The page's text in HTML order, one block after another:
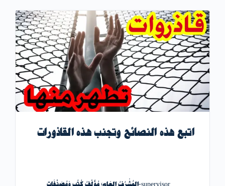
اتبع هذه النصائح وتجنب هذه القاذورات
supervisor-المُشْرُفُ العَام؛ مُؤَلِّفُ كُتُبِ وَمُصَنَّفَاتِ